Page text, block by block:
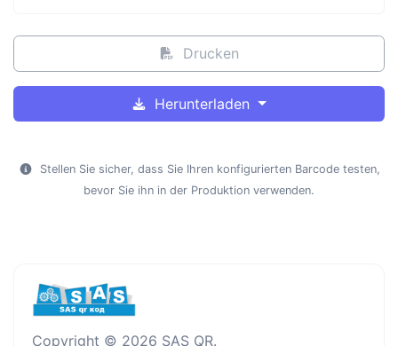
Drucken
Herunterladen
Stellen Sie sicher, dass Sie Ihren konfigurierten Barcode testen,
bevor Sie ihn in der Produktion verwenden.
Copyright © 2026 SAS QR.